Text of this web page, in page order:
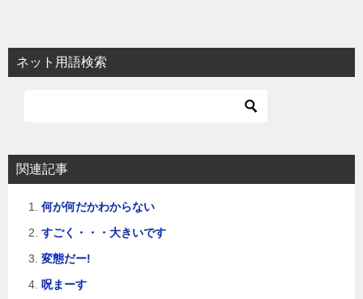
ビ
ゲ
ョ
ン
ネット用語検索
関連記事
何が何だかわからない
すごく・・・大きいです
変態だー!
呪まーす